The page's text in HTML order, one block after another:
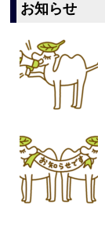
お知らせ